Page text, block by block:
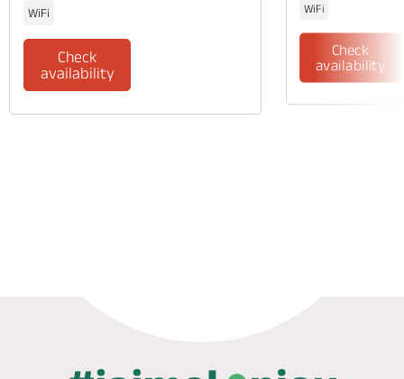
WiFi
Check
availability
WiFi
Check
availability